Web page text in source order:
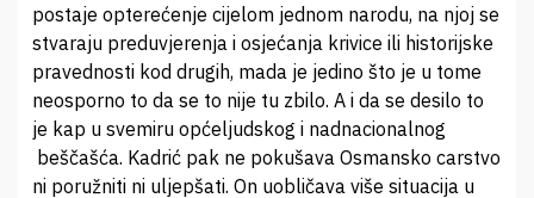
postaje opterećenje cijelom jednom narodu, na njoj se
stvaraju preduvjerenja i osjećanja krivice ili historijske
pravednosti kod drugih, mada je jedino što je u tome
neosporno to da se to nije tu zbilo. A i da se desilo to
je kap u svemiru općeljudskog i nadnacionalnog
beščašća. Kadrić pak ne pokušava Osmansko carstvo
ni poružniti ni uljepšati. On uobličava više situacija u